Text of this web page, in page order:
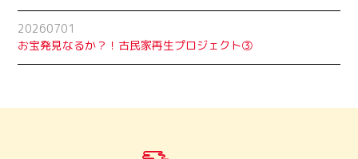
20260701
お宝発見なるか？！古民家再生プロジェクト➂